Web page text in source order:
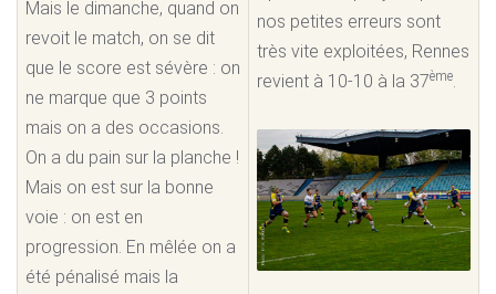
Mais le dimanche, quand on
revoit le match, on se dit
que le score est sévère : on
ne marque que 3 points
mais on a des occasions.
On a du pain sur la planche !
Mais on est sur la bonne
voie : on est en
progression. En mêlée on a
été pénalisé mais la
nos petites erreurs sont
très vite exploitées, Rennes
revient à 10-10 à la 37ème